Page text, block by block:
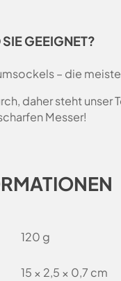
GEEIGNET?
– die
daher steht
Messer!
120 g
15 × 2,5 × 0,7 cm